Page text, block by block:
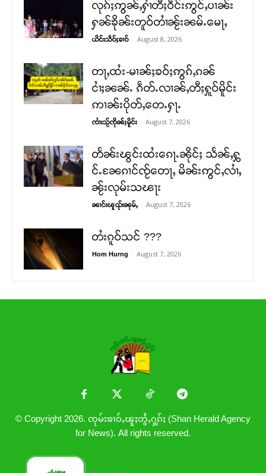
လုၵ်ႈဢွၼ်ႇႁၢႆတီႈဝဵင်းဢွင်ႇပၢၼ်း
ႁၼ်ၶိုၼ်းတူဝ်တၢႆၼႂ်းၼမ်ႉမေႃႇ
ယိင်းသဵဝ်ႈၶၢဝ် - August 8, 2026
တႃႇထႆး-မၢၼ်ႈၶဝ်ႈဢွၵ်ႇၵၼ်
ငၢႆႈၼၼ်ႉ ၵဵတ်ႉလၢၼ်ႇတီႈႁူဝ်မိူင်း
ဢၢၼ်းပိုတ်ႇတေႉႁႃႉ
ၸၢႆးသႂ်ၸိုၼ်ႈမိူင်း - August 7, 2026
တႅၼ်းၽွင်းထႆးၵေႃႉၼိုင်ႈ သႅၼ်ႇႁွ
င်ႉၼႄၵၢင်ၸႂ်တေႃႇ မိၼ်းဢွင်ႇလၢႆႇ
ၼႂ်းလုမ်းသၽႃး
ၼၢင်းၽူၺ်းၼုမ်ႇ - August 7, 2026
တႆးၵူဝ်သင် ???
Hom Hurng - August 7, 2026
© Copyright 2026. ၸုမ်းၶၢဝ်ႇၽူႈတွႆႇႁွၵ်ႈ (Shan Herald Agency
for News). All rights reserved.